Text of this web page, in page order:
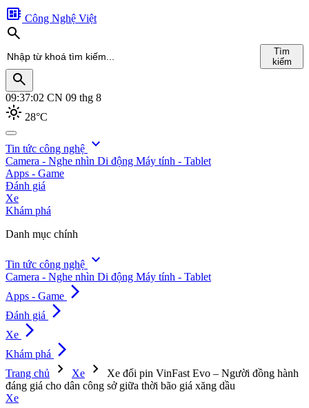
developer_board Công Nghệ Việt
search
Tìm
kiếm
search
09:37:04 CN 09 thg 8
light_mode 28°C
search
Tin tức công nghệ expand_more
Camera - Nghe nhìn Di động Máy tính - Tablet
Apps - Game
Đánh giá
Xe
Khám phá
Danh mục chính
Tin tức công nghệ expand_more
Camera - Nghe nhìn Di động Máy tính - Tablet
Apps - Game arrow_forward_ios
Đánh giá arrow_forward_ios
Xe arrow_forward_ios
Khám phá arrow_forward_ios
Trang chủ chevron_right Xe chevron_right
Xe đổi pin VinFast Evo – Người đồng hành
đáng giá cho dân công sở giữa thời bão giá xăng dầu
Xe